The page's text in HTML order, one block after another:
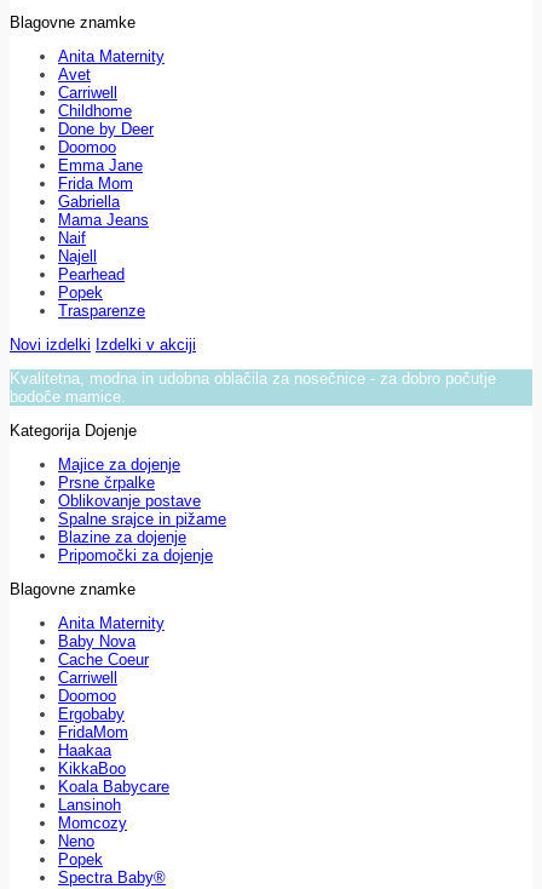
Blagovne znamke
Anita Maternity
Avet
Carriwell
Childhome
Done by Deer
Doomoo
Emma Jane
Frida Mom
Gabriella
Mama Jeans
Naif
Najell
Pearhead
Popek
Trasparenze
Novi izdelki Izdelki v akciji
Kvalitetna, modna in udobna oblačila za nosečnice - za dobro počutje
bodoče mamice.
Kategorija Dojenje
Majice za dojenje
Prsne črpalke
Oblikovanje postave
Spalne srajce in pižame
Blazine za dojenje
Pripomočki za dojenje
Blagovne znamke
Anita Maternity
Baby Nova
Cache Coeur
Carriwell
Doomoo
Ergobaby
FridaMom
Haakaa
KikkaBoo
Koala Babycare
Lansinoh
Momcozy
Neno
Popek
Spectra Baby®